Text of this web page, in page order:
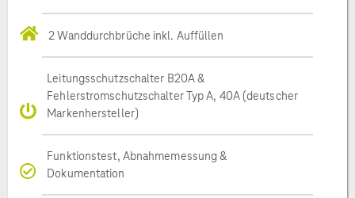
2 Wanddurchbrüche inkl. Auffüllen
Leitungsschutzschalter B20A &
Fehlerstromschutzschalter Typ A, 40A (deutscher
Markenhersteller)
Funktionstest, Abnahmemessung &
Dokumentation